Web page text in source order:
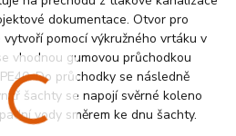
dokumentace. Otvor pro
pomocí výkružného vrtáku v
vhodnou gumovou průchodkou
Do průchodky se následně
šachty se napojí svěrné koleno
vody směrem ke dnu šachty.